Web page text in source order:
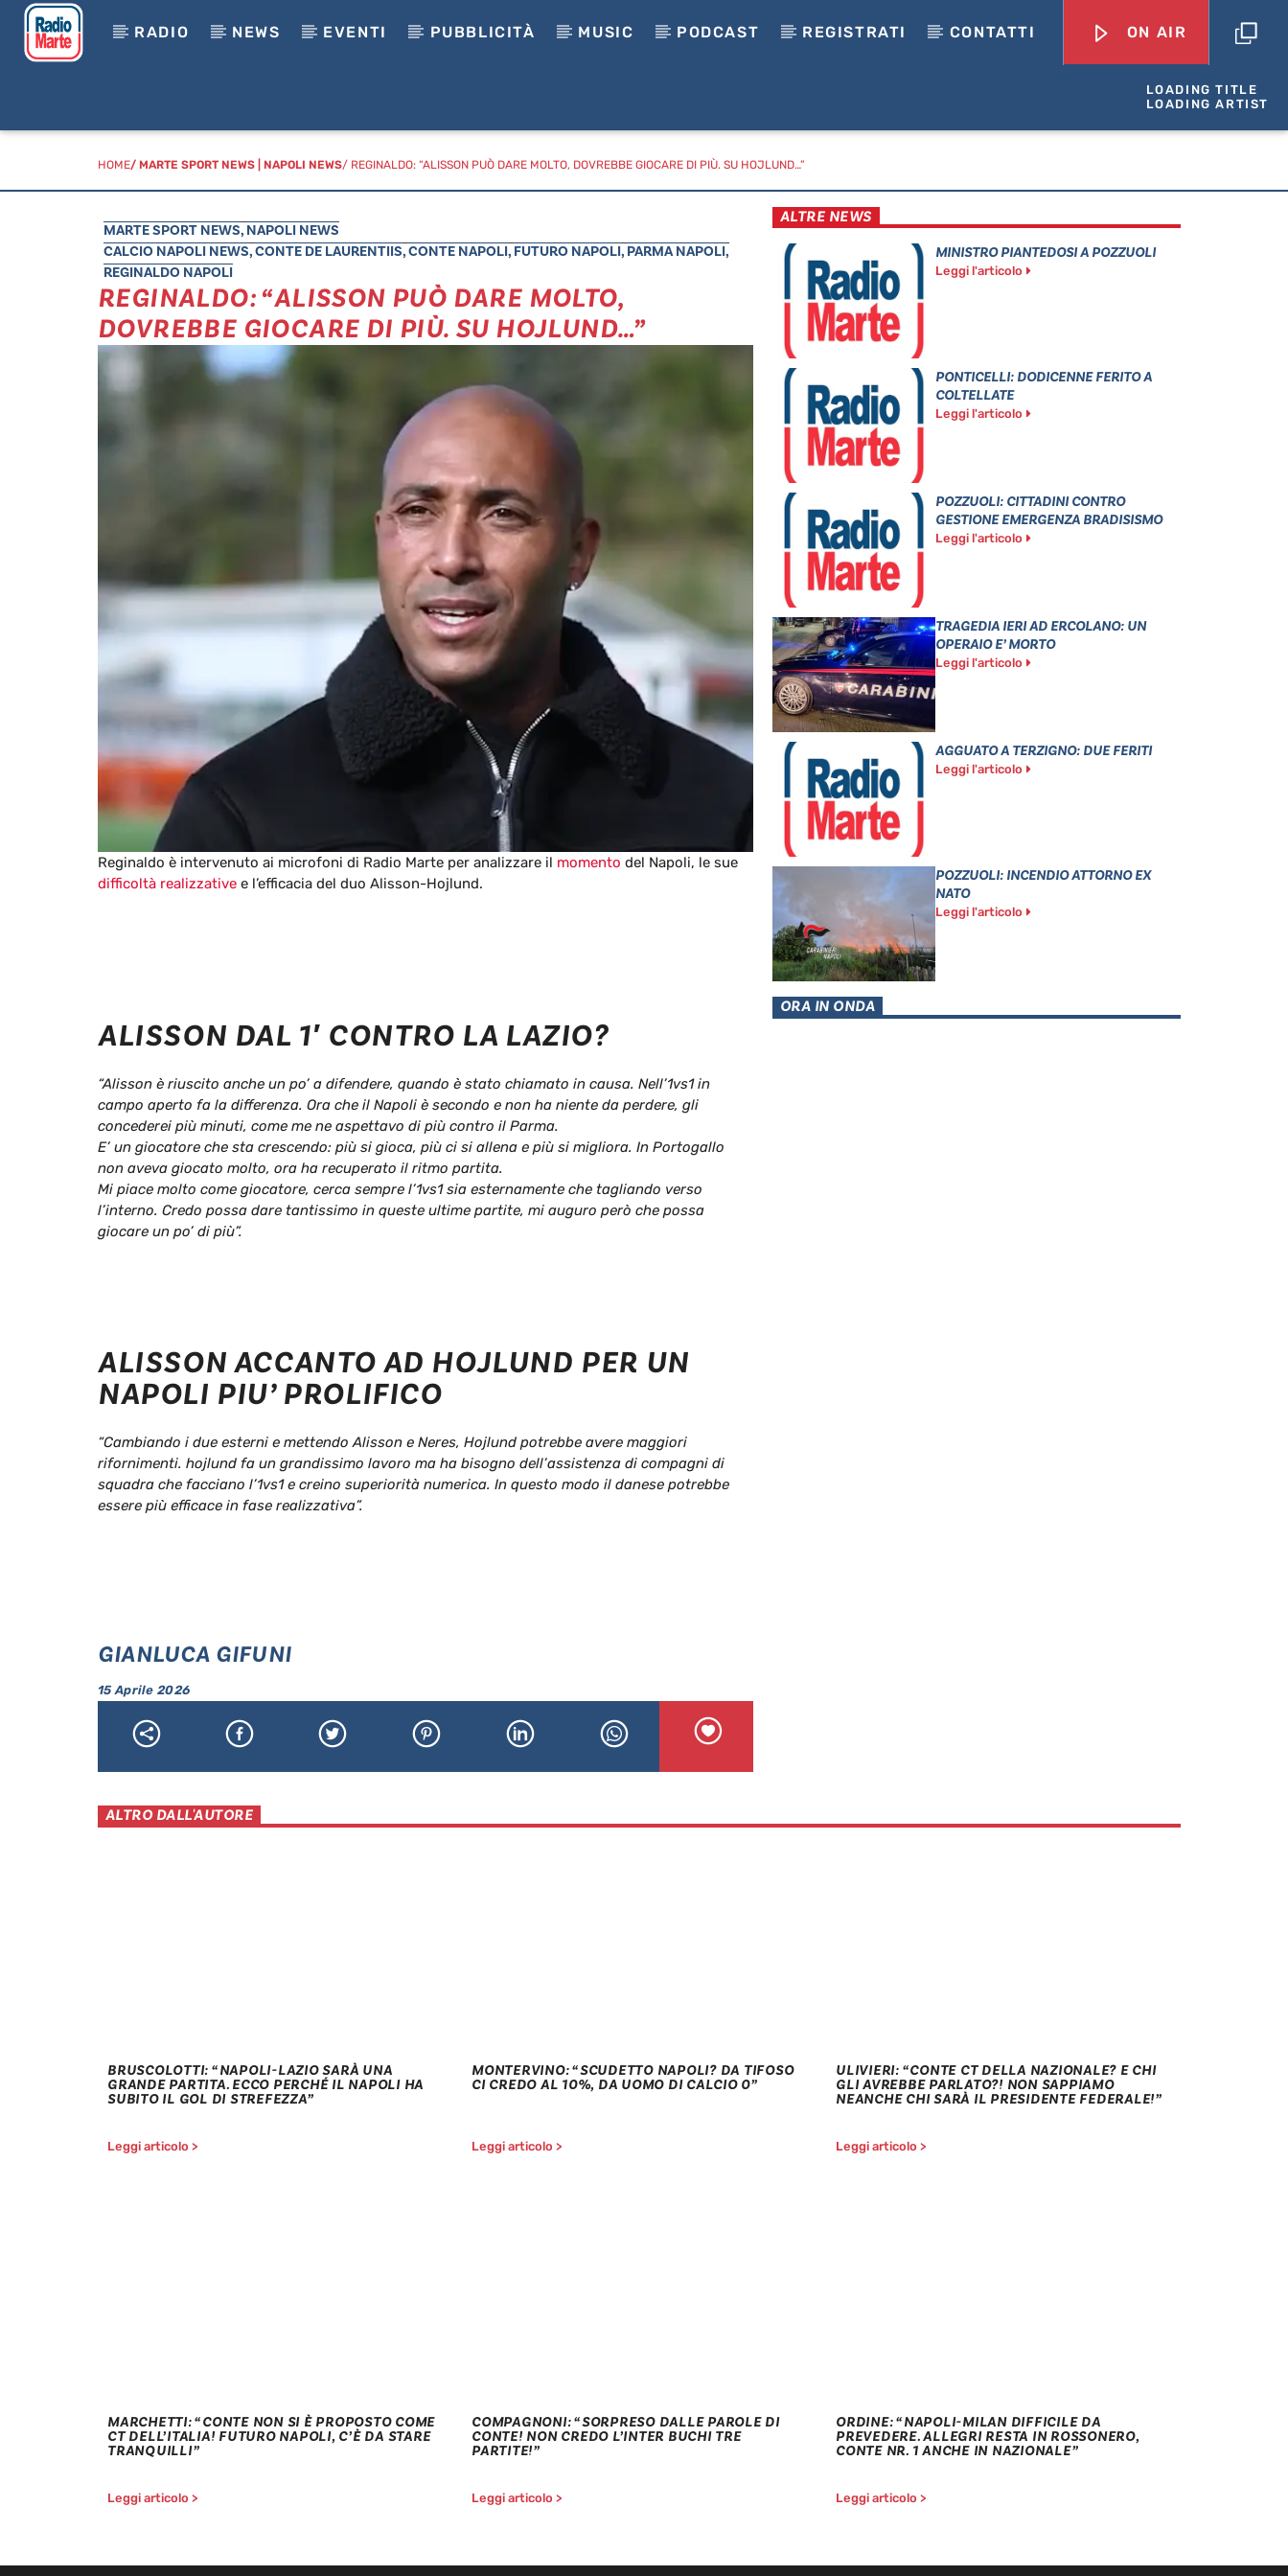
RADIO NEWS EVENTI PUBBLICITÀ MUSIC PODCAST REGISTRATI CONTATTI ON AIR
LOADING TITLE
LOADING ARTIST
HOME/ MARTE SPORT NEWS NAPOLI NEWS/ REGINALDO: “ALISSON PUÒ DARE MOLTO, DOVREBBE GIOCARE DI PIÙ. SU HOJLUND…”
MARTE SPORT NEWS, NAPOLI NEWS
CALCIO NAPOLI NEWS,CONTE DE LAURENTIIS,CONTE NAPOLI, FUTURO NAPOLI, PARMA NAPOLI,
REGINALDO NAPOLI
REGINALDO: “ALISSON PUÒ DARE MOLTO,
DOVREBBE GIOCARE DI PIÙ. SU HOJLUND…”
Reginaldo è intervenuto ai microfoni di Radio Marte per analizzare il momento del Napoli, le sue
difficoltà realizzative e l’efficacia del duo Alisson-Hojlund.
ALISSON DAL 1′ CONTRO LA LAZIO?
“Alisson è riuscito anche un po’ a difendere, quando è stato chiamato in causa. Nell’1vs1 in
campo aperto fa la differenza. Ora che il Napoli è secondo e non ha niente da perdere, gli
concederei più minuti, come me ne aspettavo di più contro il Parma.
E’ un giocatore che sta crescendo: più si gioca, più ci si allena e più si migliora. In Portogallo
non aveva giocato molto, ora ha recuperato il ritmo partita.
Mi piace molto come giocatore, cerca sempre l’1vs1 sia esternamente che tagliando verso
l’interno. Credo possa dare tantissimo in queste ultime partite, mi auguro però che possa
giocare un po’ di più”.
ALISSON ACCANTO AD HOJLUND PER UN
NAPOLI PIU’ PROLIFICO
“Cambiando i due esterni e mettendo Alisson e Neres, Hojlund potrebbe avere maggiori
rifornimenti. hojlund fa un grandissimo lavoro ma ha bisogno dell’assistenza di compagni di
squadra che facciano l’1vs1 e creino superiorità numerica. In questo modo il danese potrebbe
essere più efficace in fase realizzativa”.
GIANLUCA GIFUNI
15 Aprile 2026
ALTRE NEWS
MINISTRO PIANTEDOSI A POZZUOLI
Leggi l'articolo
PONTICELLI: DODICENNE FERITO A
COLTELLATE
Leggi l'articolo
POZZUOLI: CITTADINI CONTRO
GESTIONE EMERGENZA BRADISISMO
Leggi l'articolo
TRAGEDIA IERI AD ERCOLANO: UN
OPERAIO E’ MORTO
Leggi l'articolo
AGGUATO A TERZIGNO: DUE FERITI
Leggi l'articolo
POZZUOLI: INCENDIO ATTORNO EX
NATO
Leggi l'articolo
ORA IN ONDA
ALTRO DALL'AUTORE
BRUSCOLOTTI: “NAPOLI-LAZIO SARÀ UNA
GRANDE PARTITA. ECCO PERCHÉ IL NAPOLI HA
SUBITO IL GOL DI STREFEZZA”
Leggi articolo >
MONTERVINO: “SCUDETTO NAPOLI? DA TIFOSO
CI CREDO AL 10%, DA UOMO DI CALCIO 0”
Leggi articolo >
ULIVIERI: “CONTE CT DELLA NAZIONALE? E CHI
GLI AVREBBE PARLATO?! NON SAPPIAMO
NEANCHE CHI SARÀ IL PRESIDENTE FEDERALE!”
Leggi articolo >
MARCHETTI: “CONTE NON SI È PROPOSTO COME
CT DELL’ITALIA! FUTURO NAPOLI, C’È DA STARE
TRANQUILLI”
Leggi articolo >
COMPAGNONI: “SORPRESO DALLE PAROLE DI
CONTE! NON CREDO L’INTER BUCHI TRE
PARTITE!”
Leggi articolo >
ORDINE: “NAPOLI-MILAN DIFFICILE DA
PREVEDERE. ALLEGRI RESTA IN ROSSONERO,
CONTE NR. 1 ANCHE IN NAZIONALE”
Leggi articolo >